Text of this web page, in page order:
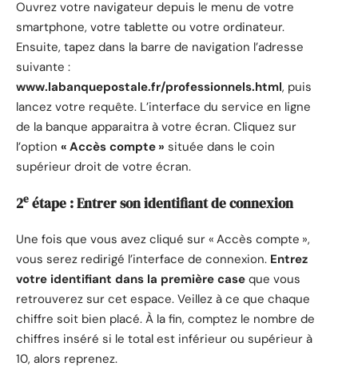
Ouvrez votre navigateur depuis le menu de votre
smartphone, votre tablette ou votre ordinateur.
Ensuite, tapez dans la barre de navigation l’adresse
suivante :
www.labanquepostale.fr/professionnels.html, puis
lancez votre requête. L’interface du service en ligne
de la banque apparaitra à votre écran. Cliquez sur
l’option « Accès compte » située dans le coin
supérieur droit de votre écran.
2e étape : Entrer son identifiant de connexion
Une fois que vous avez cliqué sur « Accès compte »,
vous serez redirigé l’interface de connexion. Entrez
votre identifiant dans la première case que vous
retrouverez sur cet espace. Veillez à ce que chaque
chiffre soit bien placé. À la fin, comptez le nombre de
chiffres inséré si le total est inférieur ou supérieur à
10, alors reprenez.